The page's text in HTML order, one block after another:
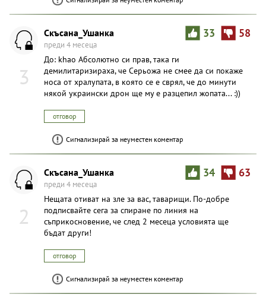
3
33 58
Скъсана_Ушанка
преди 4 месеца
До: khao Абсолютно си прав, така ги
демилитаризираха, че Серьожа не смее да си покаже
носа от хралупата, в която се е сврял, че до минути
някой украински дрон ще му е разцепил жопaтa... :))
отговор
Сигнализирай за неуместен коментар
2
34 63
Скъсана_Ушанка
преди 4 месеца
Нещата отиват на зле за вас, таварищи. По-добре
подписвайте сега за спиране по линия на
съприкосновение, че след 2 месеца условията ще
бъдат други!
отговор
Сигнализирай за неуместен коментар